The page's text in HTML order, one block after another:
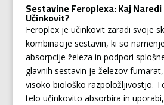
Sestavine Feroplexa: Kaj
Učinkovit?
Feroplex je učinkovit zaradi svoje
kombinacije sestavin, ki so
absorpcije železa in podpori
glavnih sestavin je železov
visoko biološko razpoložljivostjo.
telo učinkovito absorbira in